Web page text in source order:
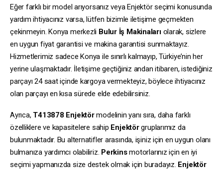
Eğer farklı bir model arıyorsanız veya Enjektör seçimi konusunda
yardım ihtiyacınız varsa, lütfen bizimle iletişime geçmekten
çekinmeyin. Konya merkezli Bulur İş Makinalarıolarak, sizlere
en uygun fiyat garantisi ve makina garantisi sunmaktayız.
Hizmetlerimiz sadece Konya ile sınırlı kalmayıp, Türkiye’nin her
yerine ulaşmaktadır. İletişime geçtiğiniz andan itibaren, istediğiniz
parçayı 24 saat içinde kargoya vermekteyiz, böylece ihtiyacınız
olan parçayı en kısa sürede elde edebilirsiniz.
Ayrıca, T413878 Enjektörmodelinin yanı sıra, daha farklı
özelliklere ve kapasitelere sahip Enjektörgruplarımız da
bulunmaktadır. Bu alternatifler arasında, işiniz için en uygun olanı
bulmanıza yardımcı olabiliriz. Perkinsmotorlarınız için en iyi
seçimi yapmanızda size destek olmak için buradayız. Enjektör